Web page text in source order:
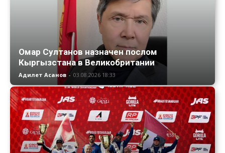
Омар Султанов назначен послом
Кыргызстана в Великобритании
Адилет Асанов - 03.08.2026 18:33